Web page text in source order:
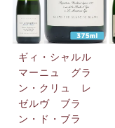
ギィ・シャルル
マーニュ グラ
ン・クリュ レ
ゼルヴ ブラ
ン・ド・ブラ